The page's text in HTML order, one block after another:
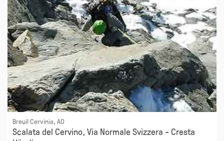
Breuil Cervinia, AO
Scalata del Cervino, Via Normale Svizzera - Cresta